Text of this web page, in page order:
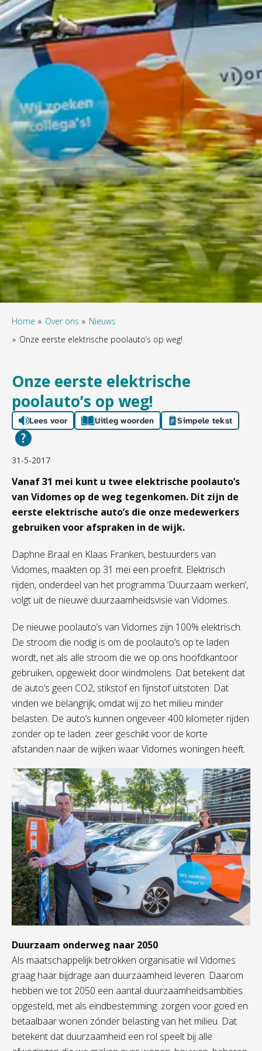
Home Over ons
Nieuws
Onze eerste elektrische poolauto’s op weg!
Onze eerste elektrische
poolauto’s op weg!
Lees voor Uitleg woorden Simpele tekst
31-5-2017
Vanaf 31 mei kunt u twee elektrische poolauto’s
van Vidomes op de weg tegenkomen. Dit zijn de
eerste elektrische auto’s die onze medewerkers
gebruiken voor afspraken in de wijk.
Daphne Braal en Klaas Franken, bestuurders van
Vidomes, maakten op 31 mei een proefrit. Elektrisch
rijden, onderdeel van het programma ‘Duurzaam werken’,
volgt uit de nieuwe duurzaamheidsvisie van Vidomes.
De nieuwe poolauto’s van Vidomes zijn 100% elektrisch.
De stroom die nodig is om de poolauto’s op te laden
wordt, net als alle stroom die we op ons hoofdkantoor
gebruiken, opgewekt door windmolens. Dat betekent dat
de auto’s geen CO2, stikstof en fijnstof uitstoten. Dat
vinden we belangrijk, omdat wij zo het milieu minder
belasten. De auto’s kunnen ongeveer 400 kilometer rijden
zonder op te laden: zeer geschikt voor de korte
afstanden naar de wijken waar Vidomes woningen heeft.
Duurzaam onderweg naar 2050
Als maatschappelijk betrokken organisatie wil Vidomes
graag haar bijdrage aan duurzaamheid leveren. Daarom
hebben we tot 2050 een aantal duurzaamheidsambities
opgesteld, met als eindbestemming: zorgen voor goed en
betaalbaar wonen zónder belasting van het milieu. Dat
betekent dat duurzaamheid een rol speelt bij alle